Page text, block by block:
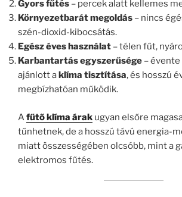
Gyors fűtés – percek alatt kellemes
Környezetbarát megoldás – nincs
szén-dioxid-kibocsátás.
Egész éves használat – télen fűt,
Karbantartás egyszerűsége – évente
ajánlott aklíma tisztítása, és hosszú
megbízhatóan működik.
Afűtő klíma árak ugyan elsőre
tűnhetnek, de a hosszú távú energia-
miatt összességében olcsóbb, mint a
elektromos fűtés.